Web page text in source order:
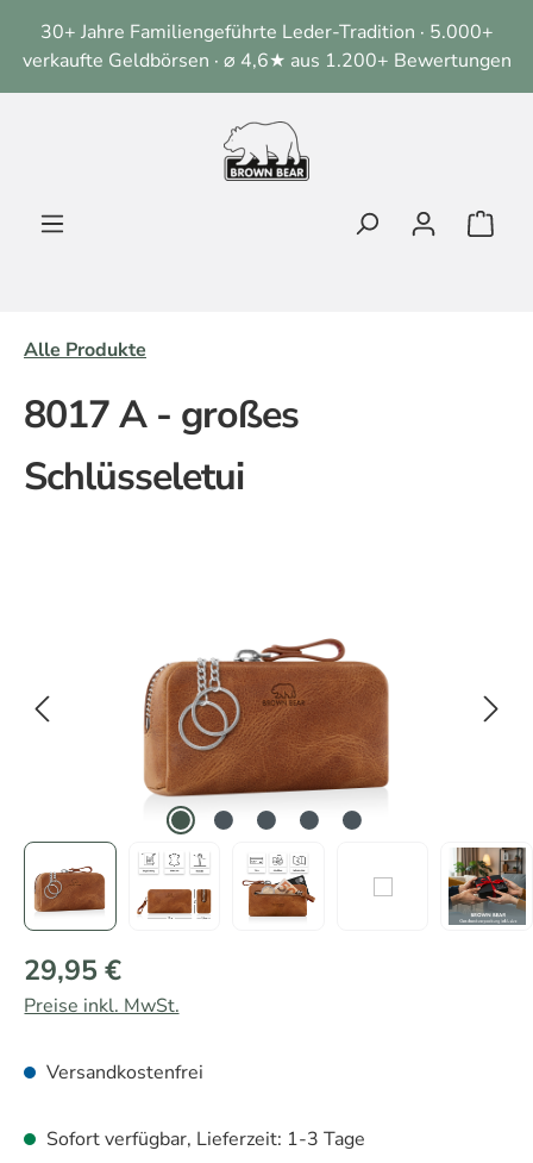
springen
30+ Jahre Familiengeführte Leder-Tradition · 5.000+
verkaufte Geldbörsen · ⌀ 4,6★ aus 1.200+ Bewertungen
Alle Produkte
8017 A - großes
Schlüsseletui
29,95 €
Preise inkl. MwSt.
Versandkostenfrei
Sofort verfügbar, Lieferzeit: 1-3 Tage